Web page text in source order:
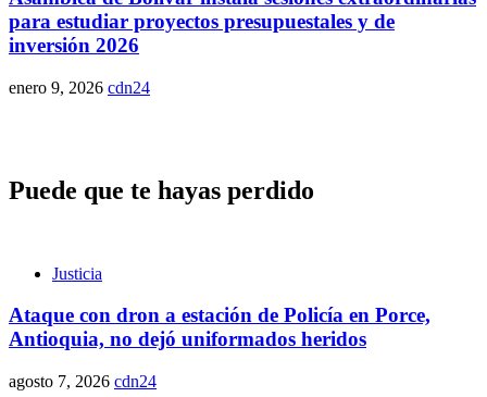
para estudiar proyectos presupuestales y de
inversión 2026
enero 9, 2026 cdn24
Puede que te hayas perdido
Justicia
Ataque con dron a estación de Policía en Porce,
Antioquia, no dejó uniformados heridos
agosto 7, 2026 cdn24